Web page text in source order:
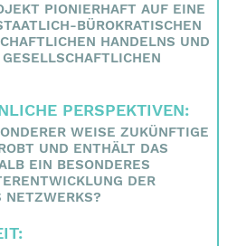
PIONIERHAFT AUF EINE
BÜROKRATISCHEN
HANDELNS UND
PERSPEKTIVEN:
WEISE ZUKÜNFTIGE
UND ENTHÄLT DAS
EIN BESONDERES
DER
NETZWERKS?